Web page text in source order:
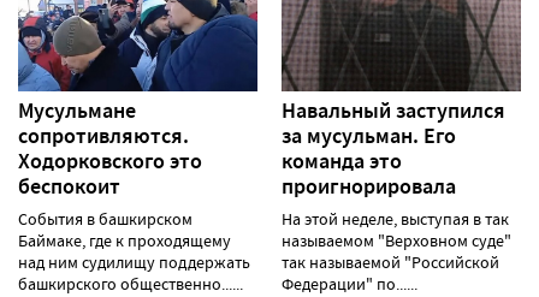
Мусульмане
сопротивляются.
Ходорковского это
беспокоит
События в башкирском
Баймаке, где к проходящему
над ним судилищу поддержать
башкирского общественно......
Навальный заступился
за мусульман. Его
команда это
проигнорировала
На этой неделе, выступая в так
называемом "Верховном суде"
так называемой "Российской
Федерации" по......